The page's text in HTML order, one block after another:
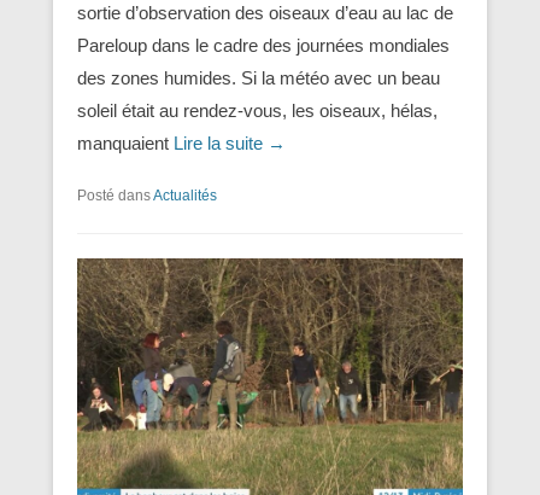
sortie d’observation des oiseaux d’eau au lac de
Pareloup dans le cadre des journées mondiales
des zones humides. Si la météo avec un beau
soleil était au rendez-vous, les oiseaux, hélas,
manquaient Lire la suite →
Posté dansActualités